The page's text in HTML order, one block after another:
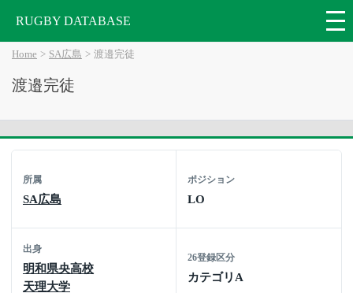
RUGBY DATABASE
Home SA広島 渡邉完徒
渡邉完徒
所属
SA広島
ポジション
LO
出身
明和県央高校
天理大学
26登録区分
カテゴリA